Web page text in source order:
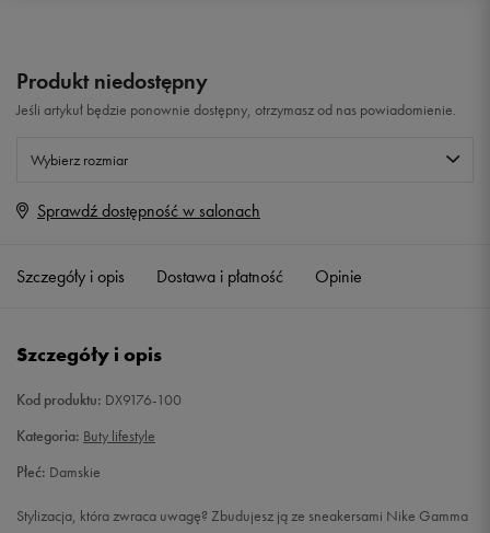
Produkt niedostępny
Jeśli artykuł będzie ponownie dostępny, otrzymasz od nas powiadomienie.
Wybierz rozmiar
Rozmiary EU
38 24 cm
Sprawdź dostępność w salonach
Szczegóły i opis Dostawa i płatność Opinie
Szczegóły i opis
Kod produktu: DX9176-100
Kategoria: Buty lifestyle
Płeć: Damskie
Stylizacja, która zwraca uwagę? Zbudujesz ją ze sneakersami Nike Gamma